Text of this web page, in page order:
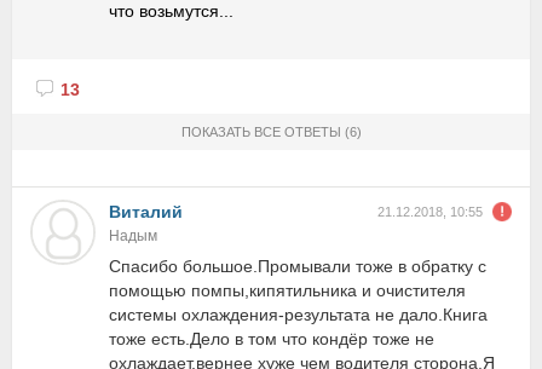
что возьмутся...
13
ПОКАЗАТЬ ВСЕ ОТВЕТЫ (6)
Виталий 21.12.2018, 10:55
Надым
Спасибо большое.Промывали тоже в обратку с
помощью помпы,кипятильника и очистителя
системы охлаждения-результата не дало.Книга
тоже есть.Дело в том что кондёр тоже не
охлаждает,вернее хуже чем водителя сторона.Я